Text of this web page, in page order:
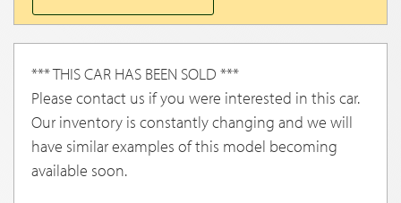
*** THIS CAR HAS BEEN SOLD ***
Please contact us if you were interested in this car.
Our inventory is constantly changing and we will
have similar examples of this model becoming
available soon.